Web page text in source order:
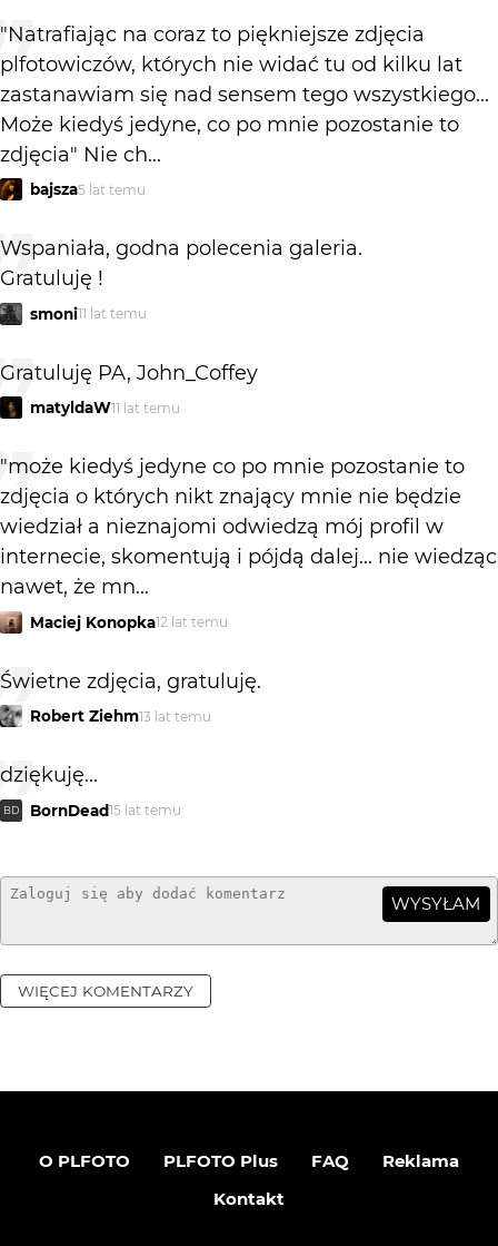
"Natrafiając na coraz to piękniejsze zdjęcia
plfotowiczów, których nie widać tu od kilku lat
zastanawiam się nad sensem tego wszystkiego...
Może kiedyś jedyne, co po mnie pozostanie to
zdjęcia" Nie ch...
bajsza5 lat temu
Wspaniała, godna polecenia galeria.
Gratuluję !
smoni11 lat temu
Gratuluję PA, John_Coffey
matyldaW11 lat temu
"może kiedyś jedyne co po mnie pozostanie to
zdjęcia o których nikt znający mnie nie będzie
wiedział a nieznajomi odwiedzą mój profil w
internecie, skomentują i pójdą dalej... nie wiedząc
nawet, że mn...
Maciej Konopka12 lat temu
Świetne zdjęcia, gratuluję.
Robert Ziehm13 lat temu
dziękuję...
BD BornDead15 lat temu
WYSYŁAM
WIĘCEJ KOMENTARZY
O PLFOTO PLFOTO Plus FAQ
Reklama
Kontakt